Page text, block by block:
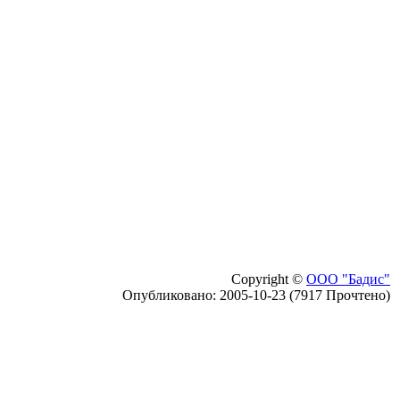
Copyright © ООО "Бадис"
Опубликовано: 2005-10-23 (7917 Прочтено)